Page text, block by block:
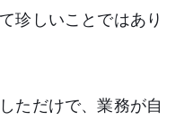
珍しいことではあり
ただけで、業務が自